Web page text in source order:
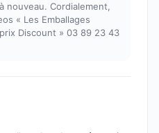
nouveau. Cordialement,
« Les Emballages
Discount » 03 89 23 43